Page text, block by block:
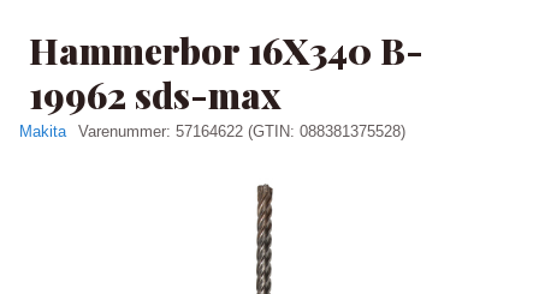
Hammerbor 16X340 B-
19962 sds-max
Makita Varenummer: 57164622 (GTIN: 088381375528)